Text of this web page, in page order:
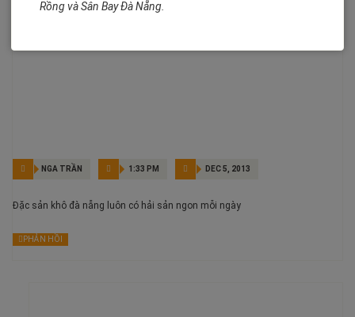
NGA TRẦN 1:33 PM DEC 5, 2013
Đặc sản khô đà nẵng luôn có hải sản ngon mỗi ngày
PHẢN HỒI
Rồng và Sân Bay Đà Nẵng.